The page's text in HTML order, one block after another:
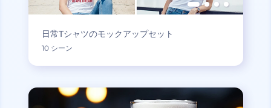
日常Tシャツのモックアップセット
10 シーン